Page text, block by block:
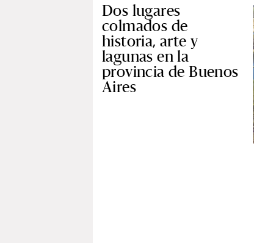
Dos lugares
colmados de
historia, arte y
lagunas en la
provincia de Buenos
Aires